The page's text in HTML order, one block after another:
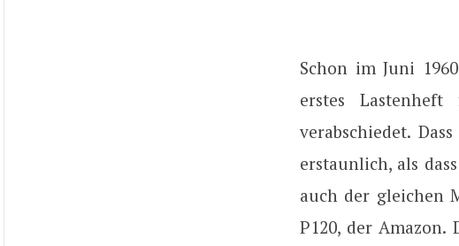
Schon im Juni
erstes
verabschiedet.
erstaunlich, als
auch der gleichen
P120, der Amazon.